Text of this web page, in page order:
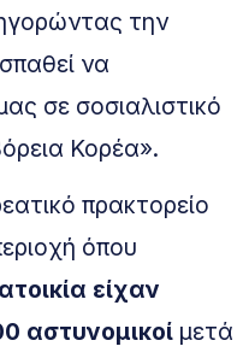
την
να
σε σοσιαλιστικό
Κορέα».
πρακτορείο
όπου
είχαν
αστυνομικοί μετά